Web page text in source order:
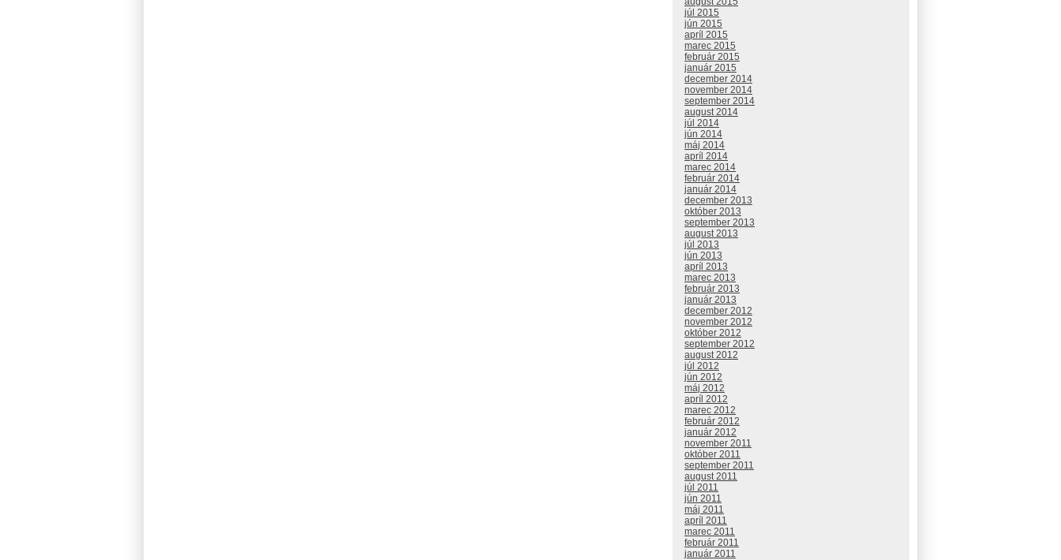
júl 2015
jún 2015
apríl 2015
marec 2015
február 2015
január 2015
december 2014
november 2014
september 2014
august 2014
júl 2014
jún 2014
máj 2014
apríl 2014
marec 2014
február 2014
január 2014
december 2013
október 2013
september 2013
august 2013
júl 2013
jún 2013
apríl 2013
marec 2013
február 2013
január 2013
december 2012
november 2012
október 2012
september 2012
august 2012
júl 2012
jún 2012
máj 2012
apríl 2012
marec 2012
február 2012
január 2012
november 2011
október 2011
september 2011
august 2011
júl 2011
jún 2011
máj 2011
apríl 2011
marec 2011
február 2011
január 2011